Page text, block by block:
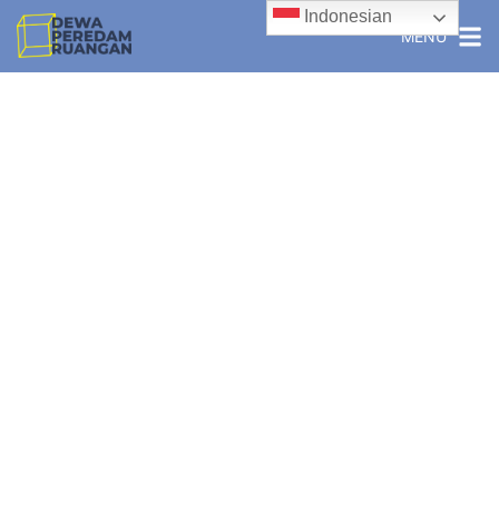
MENU
Indonesian